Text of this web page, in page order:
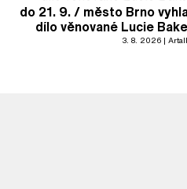
do 21. 9. / město Brno
dílo věnované Lucie
3. 8. 2026